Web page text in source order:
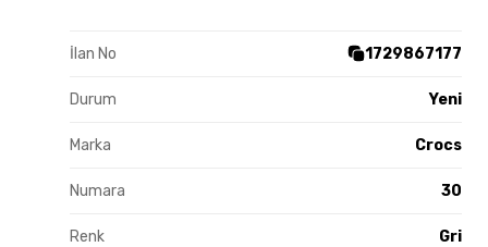
İlan No 1729867177
Durum Yeni
Marka Crocs
Numara 30
Renk Gri